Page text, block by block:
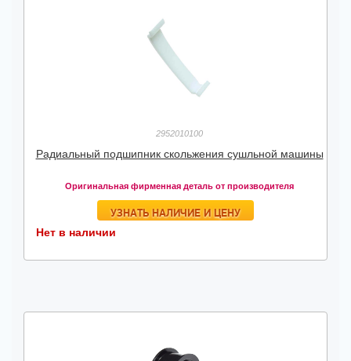
2952010100
Радиальный подшипник скольжения сушльной машины
Оригинальная фирменная деталь от производителя
УЗНАТЬ НАЛИЧИЕ И ЦЕНУ
Нет в наличии